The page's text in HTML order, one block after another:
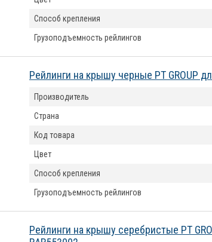
Способ крепления
Грузоподъемность рейлингов
Рейлинги на крышу черные PT GROUP
Производитель
Страна
Код товара
Цвет
Способ крепления
Грузоподъемность рейлингов
Рейлинги на крышу серебристые PT